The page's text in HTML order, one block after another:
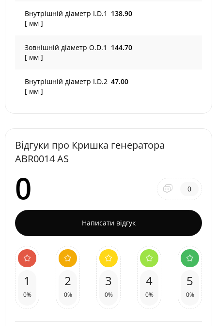
Внутрішній діаметр I.D.1
[ мм ]
138.90
Зовнішній діаметр O.D.1
[ мм ]
144.70
Внутрішній діаметр I.D.2
[ мм ]
47.00
Відгуки про Кришка генератора
ABR0014 AS
0 0
Написати відгук
1
0%
2
0%
3
0%
4
0%
5
0%